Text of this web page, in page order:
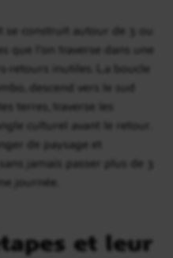
construit autour de 3 ou
que l’on traverse dans une
retours inutiles. La boucle
descend vers le sud
terres, traverse les
culturel avant le retour.
de paysage et
jamais passer plus de 3
journée.
et leur